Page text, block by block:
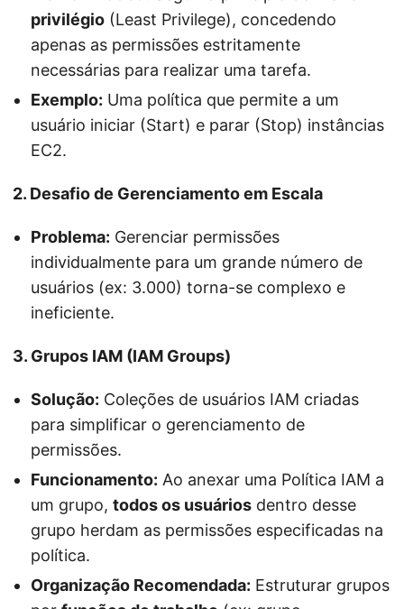
privilégio (Least Privilege), concedendo
apenas as permissões estritamente
necessárias para realizar uma tarefa.
Exemplo: Uma política que permite a um
usuário iniciar (Start) e parar (Stop) instâncias
EC2.
2. Desafio de Gerenciamento em Escala
Problema: Gerenciar permissões
individualmente para um grande número de
usuários (ex: 3.000) torna-se complexo e
ineficiente.
3. Grupos IAM (IAM Groups)
Solução: Coleções de usuários IAM criadas
para simplificar o gerenciamento de
permissões.
Funcionamento: Ao anexar uma Política IAM a
um grupo, todos os usuários dentro desse
grupo herdam as permissões especificadas na
política.
Organização Recomendada: Estruturar grupos